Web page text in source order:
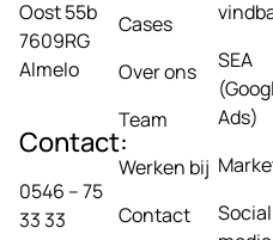
Oost 55b
7609RG
Almelo
Contact:
0546 – 75
33 33
Cases
Over ons
Team
Werken bij
Contact
SEA
Ads)
Social